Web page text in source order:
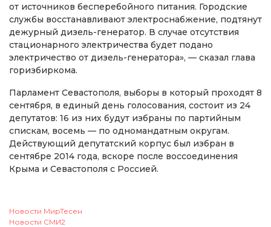
от источников бесперебойного питания. Городские
службы восстанавливают электроснабжение, подтянут
дежурный дизель-генератор. В случае отсутствия
стационарного электричества будет подано
электричество от дизель-генератора», — сказал глава
горизбиркома.
Парламент Севастополя, выборы в который проходят 8
сентября, в единый день голосования, состоит из 24
депутатов: 16 из них будут избраны по партийным
спискам, восемь — по одномандатным округам.
Действующий депутатский корпус был избран в
сентябре 2014 года, вскоре после воссоединения
Крыма и Севастополя с Россией.
Новости МирТесен
Новости СМИ2